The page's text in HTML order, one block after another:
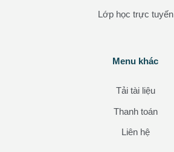
Lớp học trực tuyến
Menu khác
Tải tài liệu
Thanh toán
Liên hệ